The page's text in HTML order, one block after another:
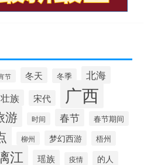
节 冬天 冬季 北海
壮族 宋代 广西
游 时间 春节 春节期间
柳州 梦幻西游 梧州
江 瑶族 疫情 的人